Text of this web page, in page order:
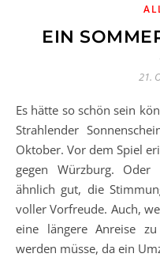
EIN
21.
Es hätte so schön sein können. Das Wetter war wie im Mai.
Strahlender
Oktober. Vor dem Spiel
gegen Würzburg.
ähnlich gut, die
voller Vorfreude. Auch,
eine längere Anreise
werden müsse, da ein